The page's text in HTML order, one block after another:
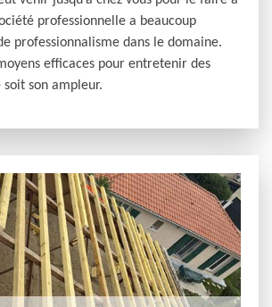
professionnelle a beaucoup
professionnalisme dans le domaine.
efficaces pour entretenir des
son ampleur.